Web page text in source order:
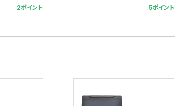
2ポイント 5ポイント